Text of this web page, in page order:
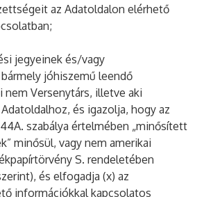
az Adatoldalon elérhető
jegyeinek és/vagy
jóhiszemű leendő
Versenytárs, illetve aki
és igazolja, hogy az
szabálya értelmében „minősített
minősül, vagy nem amerikai
S. rendeletében
és elfogadja (x) az
információkkal kapcsolatos